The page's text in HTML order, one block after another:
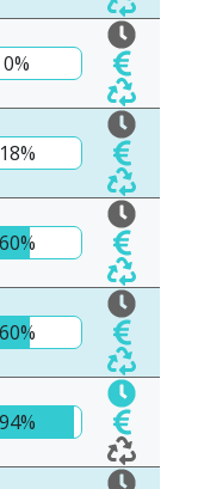
0%
18%
60%
60%
94%